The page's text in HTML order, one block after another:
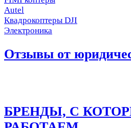
Autel
Квадрокоптеры DJI
Электроника
Отзывы от
БРЕНДЫ, С